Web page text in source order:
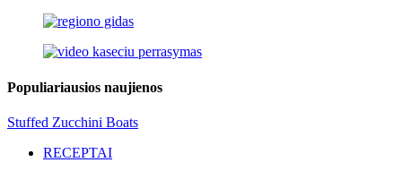
Populiariausios naujienos
Stuffed Zucchini Boats
RECEPTAI